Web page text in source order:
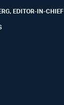
EDITOR-IN-CHIEF